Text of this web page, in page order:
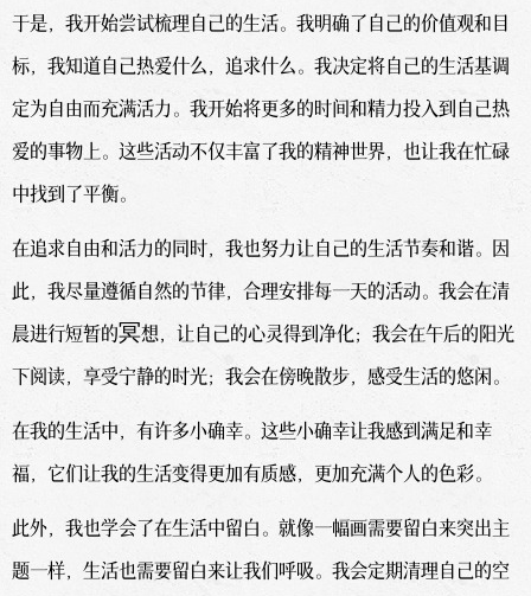
于是，我开始尝试梳理自己的生活。我明确了自己的价值观和目
标，我知道自己热爱什么，追求什么。我决定将自己的生活基调
定为自由而充满活力。我开始将更多的时间和精力投入到自己热
爱的事物上。这些活动不仅丰富了我的精神世界，也让我在忙碌
中找到了平衡。
在追求自由和活力的同时，我也努力让自己的生活节奏和谐。因
此，我尽量遵循自然的节律，合理安排每一天的活动。我会在清
晨进行短暂的冥想，让自己的心灵得到净化；我会在午后的阳光
下阅读，享受宁静的时光；我会在傍晚散步，感受生活的悠闲。
在我的生活中，有许多小确幸。这些小确幸让我感到满足和幸
福，它们让我的生活变得更加有质感，更加充满个人的色彩。
此外，我也学会了在生活中留白。就像一幅画需要留白来突出主
题一样，生活也需要留白来让我们呼吸。我会定期清理自己的空